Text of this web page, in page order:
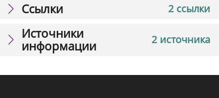
2 ссылки
Ссылки
2 источника
Источники
информации